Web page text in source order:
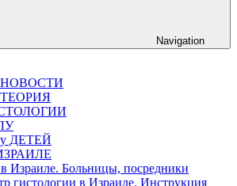
Navigation
ДЕТЕЙ
Израиле. Больницы, посредники
гистологии в Израиле. Инструкция